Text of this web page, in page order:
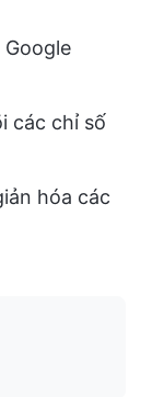
các chỉ số
hóa các